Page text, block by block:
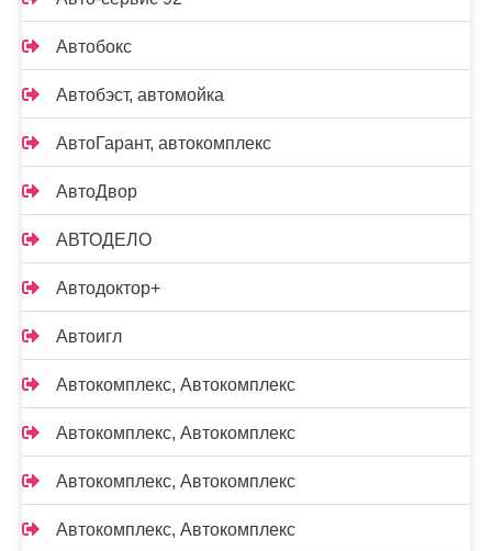
Автобокс
Автобэст, автомойка
АвтоГарант, автокомплекс
АвтоДвор
АВТОДЕЛО
Автодоктор+
Автоигл
Автокомплекс, Автокомплекс
Автокомплекс, Автокомплекс
Автокомплекс, Автокомплекс
Автокомплекс, Автокомплекс